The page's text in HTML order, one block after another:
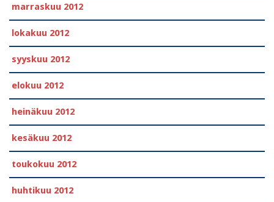
marraskuu 2012
lokakuu 2012
syyskuu 2012
elokuu 2012
heinäkuu 2012
kesäkuu 2012
toukokuu 2012
huhtikuu 2012